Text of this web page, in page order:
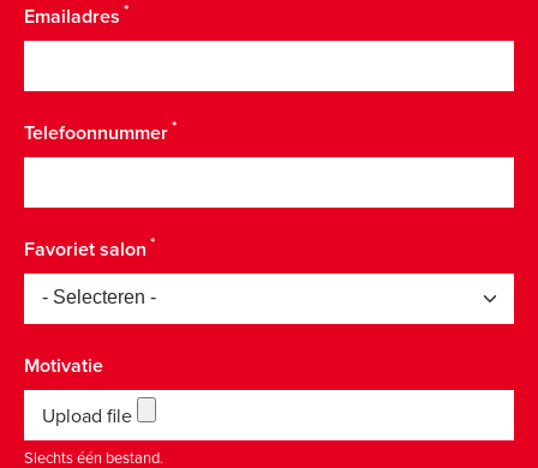
Emailadres
Telefoonnummer
Favoriet salon
Motivatie
Upload file
Slechts één bestand.